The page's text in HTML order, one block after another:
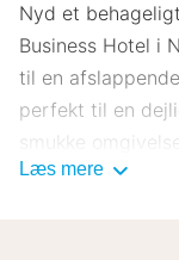
Nyd et
Business Hotel i
til en
perfekt til en
smukke
behageligt
Læs mere